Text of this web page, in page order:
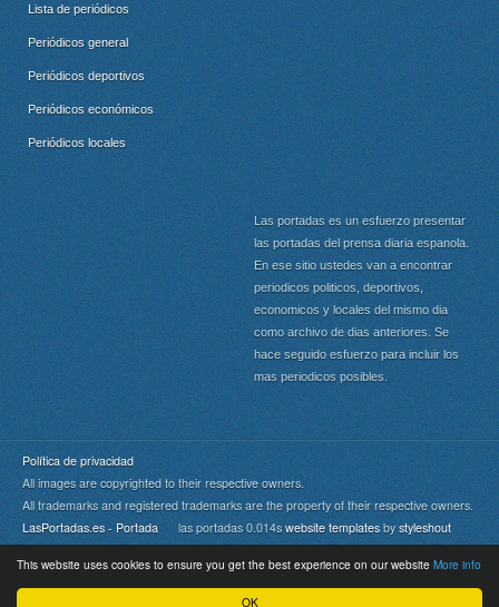
OK
This website uses cookies to ensure you get the best experience on our website More info
Lista de periódicos
Periódicos general
Periódicos deportivos
Periódicos económicos
Periódicos locales
Las portadas es un esfuerzo presentar
las portadas del prensa diaria espanola.
En ese sitio ustedes van a encontrar
periodicos politicos, deportivos,
economicos y locales del mismo dia
como archivo de dias anteriores. Se
hace seguido esfuerzo para incluir los
mas periodicos posibles.
Política de privacidad
All images are copyrighted to their respective owners.
All trademarks and registered trademarks are the property of their respective owners.
LasPortadas.es - Portada las portadas 0.014s website templates by styleshout